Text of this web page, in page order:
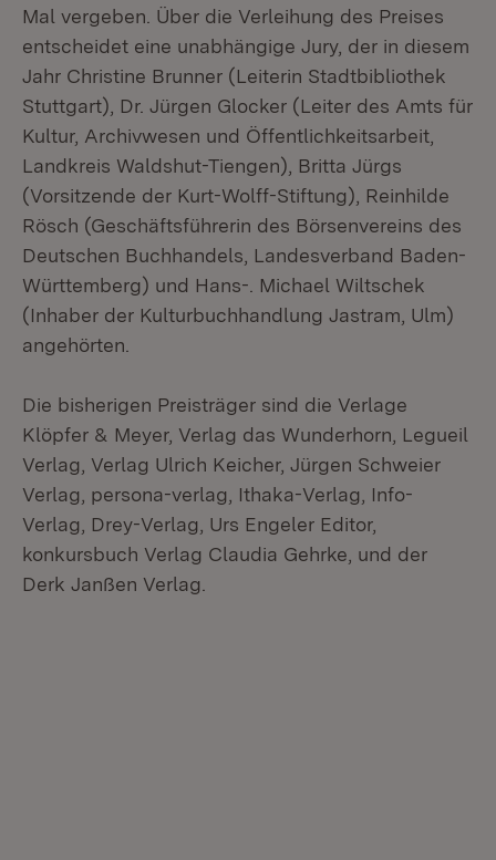
Mal vergeben. Über die Verleihung des Preises
entscheidet eine unabhängige Jury, der in diesem
Jahr Christine Brunner (Leiterin Stadtbibliothek
Stuttgart), Dr. Jürgen Glocker (Leiter des Amts für
Kultur, Archivwesen und Öffentlichkeitsarbeit,
Landkreis Waldshut-Tiengen), Britta Jürgs
(Vorsitzende der Kurt-Wolff-Stiftung), Reinhilde
Rösch (Geschäftsführerin des Börsenvereins des
Deutschen Buchhandels, Landesverband Baden-
Württemberg) und Hans-. Michael Wiltschek
(Inhaber der Kulturbuchhandlung Jastram, Ulm)
angehörten.
Die bisherigen Preisträger sind die Verlage
Klöpfer & Meyer, Verlag das Wunderhorn, Legueil
Verlag, Verlag Ulrich Keicher, Jürgen Schweier
Verlag, persona-verlag, Ithaka-Verlag, Info-
Verlag, Drey-Verlag, Urs Engeler Editor,
konkursbuch Verlag Claudia Gehrke, und der
Derk Janßen Verlag.